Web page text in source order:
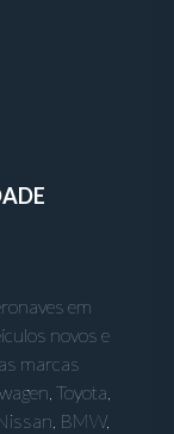
em
novos e
marcas
Toyota,
BMW,